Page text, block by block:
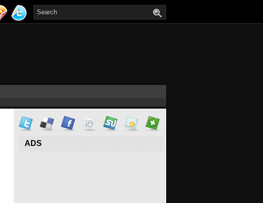
ADS